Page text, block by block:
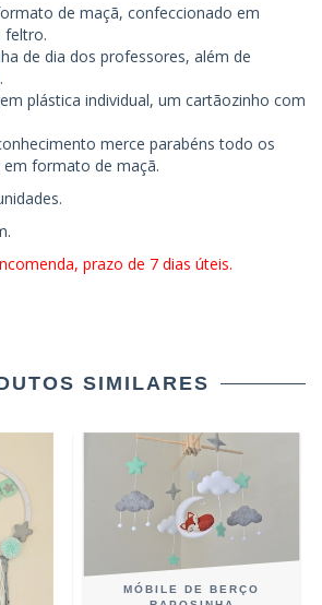
de maçã, confeccionado em
feltro.
de dia dos professores, além de
plástica individual, um cartãozinho com
merce parabéns todo os
em formato de maçã.
prazo de 7 dias úteis.
SIMILARES
MÓBILE DE BERÇO